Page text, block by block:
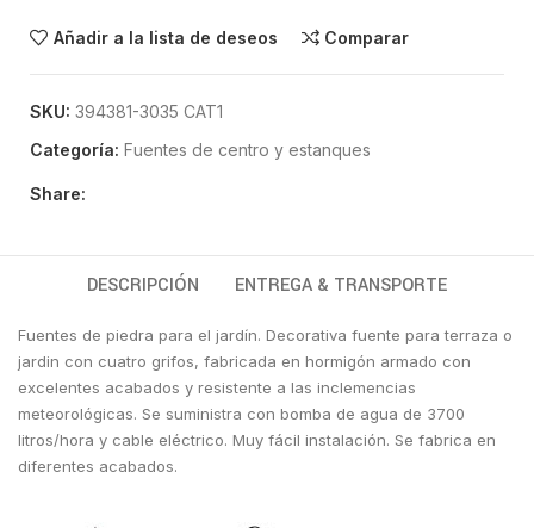
Añadir a la lista de deseos Comparar
SKU: 394381-3035 CAT1
Categoría: Fuentes de centro y estanques
Share:
DESCRIPCIÓN ENTREGA & TRANSPORTE
Fuentes de piedra para el jardín. Decorativa fuente para terraza o
jardin con cuatro grifos, fabricada en hormigón armado con
excelentes acabados y resistente a las inclemencias
meteorológicas. Se suministra con bomba de agua de 3700
litros/hora y cable eléctrico. Muy fácil instalación. Se fabrica en
diferentes acabados.